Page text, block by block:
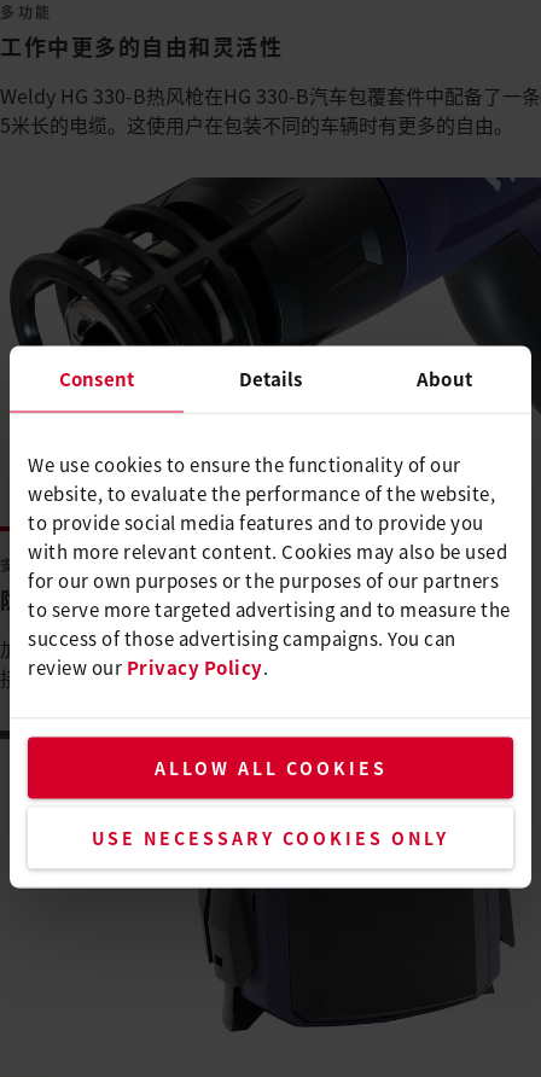
Consent Details About
We use cookies to ensure the functionality of our
website, to evaluate the performance of the website,
to provide social media features and to provide you
with more relevant content. Cookies may also be used
for our own purposes or the purposes of our partners
to serve more targeted advertising and to measure the
success of those advertising campaigns. You can
review our Privacy Policy
ALLOW ALL COOKIES
USE NECESSARY COOKIES ONLY
多功能
工作中更多的自由和灵活性
Weldy HG 330-B热风枪在HG 330-B汽车包覆套件中配备了一条
5米长的电缆。这使用户在包装不同的车辆时有更多的自由。
安全性
防火配件保证人员安全，不损坏材料
加热保护装置只需安装在HG 330-B上，即可防止材料和用户直
接接触到热的加热管。